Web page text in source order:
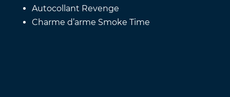
Autocollant Revenge
Charme d’arme Smoke Time